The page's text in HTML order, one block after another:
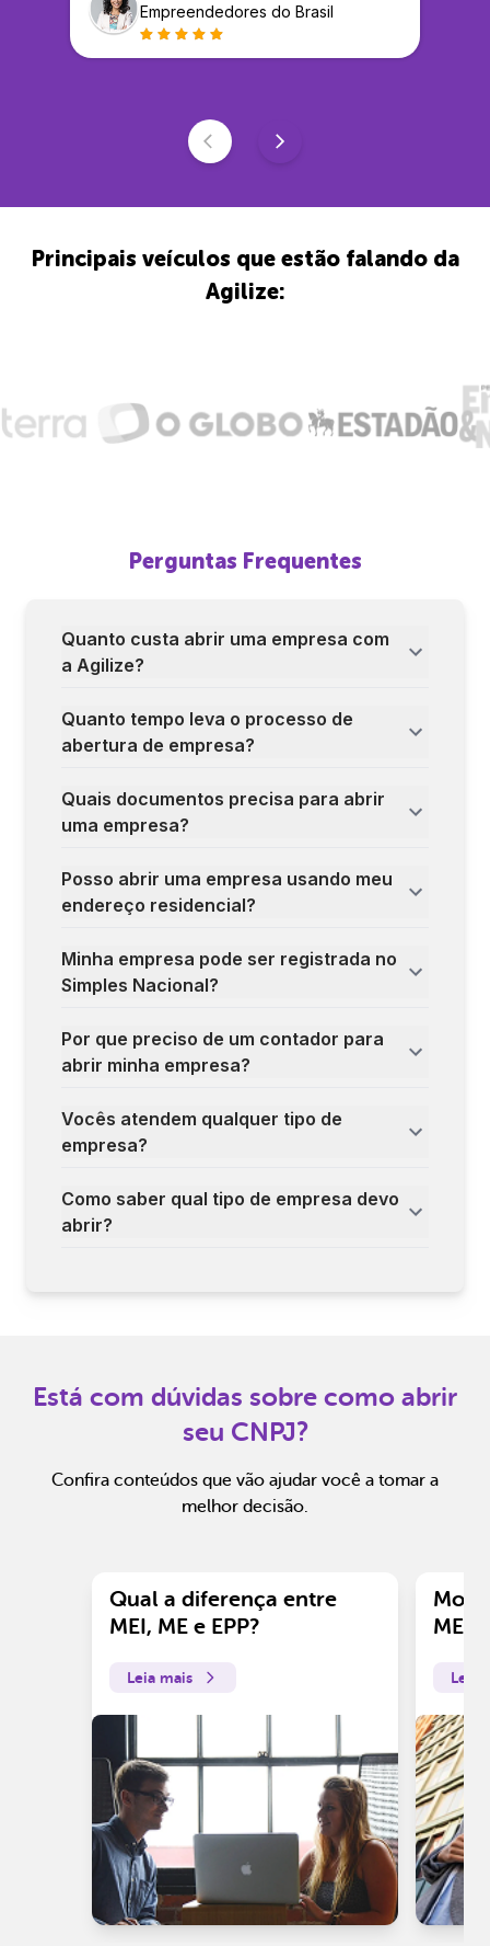
Empreendedores do Brasil
Principais veículos que estão falando da
Agilize:
Perguntas Frequentes
Quanto custa abrir uma empresa com
a Agilize?
Quanto tempo leva o processo de
abertura de empresa?
Quais documentos precisa para abrir
uma empresa?
Posso abrir uma empresa usando meu
endereço residencial?
Minha empresa pode ser registrada no
Simples Nacional?
Por que preciso de um contador para
abrir minha empresa?
Vocês atendem qualquer tipo de
empresa?
Como saber qual tipo de empresa devo
abrir?
Está com dúvidas sobre como abrir
seu CNPJ?
Confira conteúdos que vão ajudar você a tomar a
melhor decisão.
Qual a diferença entre
MEI, ME e EPP?
Leia mais
ME?
Leia